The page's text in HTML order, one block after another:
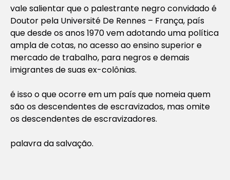
vale salientar que o palestrante negro convidado é
Doutor pela Université De Rennes – França, país
que desde os anos 1970 vem adotando uma política
ampla de cotas, no acesso ao ensino superior e
mercado de trabalho, para negros e demais
imigrantes de suas ex-colônias.
é isso o que ocorre em um país que nomeia quem
são os descendentes de escravizados, mas omite
os descendentes de escravizadores.
palavra da salvação.